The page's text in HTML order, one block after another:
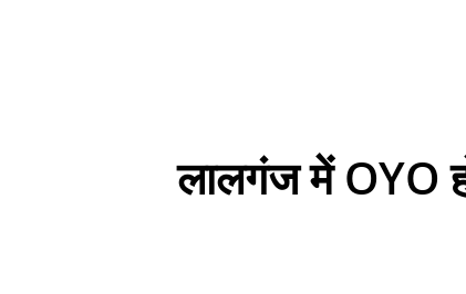
लालगंज में OYO